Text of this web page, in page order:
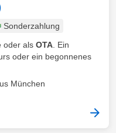
Sonderzahlung
oder als OTA . Ein
oder ein begonnenes
München